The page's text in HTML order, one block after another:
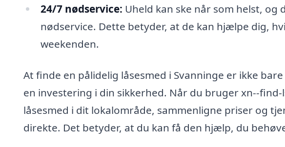
24/7 nødservice: Uheld kan ske når som helst,
nødservice. Dette betyder, at de kan hjælpe dig,
weekenden.
At finde en pålidelig låsesmed i Svanninge er ikke
en investering i din sikkerhed. Når du bruger xn--
låsesmed i dit lokalområde, sammenligne priser og
direkte. Det betyder, at du kan få den hjælp, du